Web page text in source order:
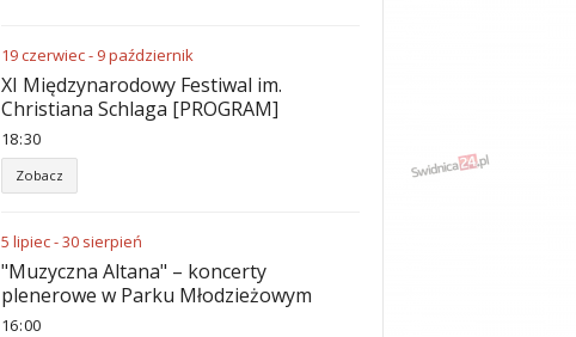
19czerwiec- 9październik
XI Międzynarodowy Festiwal im.
Christiana Schlaga [PROGRAM]
18:30
Zobacz
5 lipiec-30 sierpień
"Muzyczna Altana" – koncerty
plenerowe w Parku Młodzieżowym
16:00